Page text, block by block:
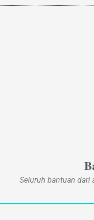
Seluruh bantuan dari